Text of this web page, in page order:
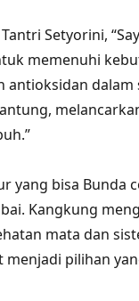
Setyorini,
memenuhi
antioksidan
yang bisa
Kangkung
mata dan
menjadi pilihan